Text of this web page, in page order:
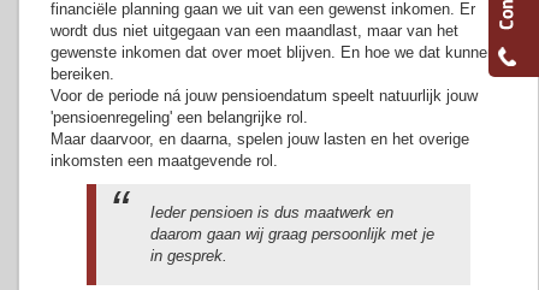
financiële planning gaan we uit van een gewenst inkomen. Er
wordt dus niet uitgegaan van een maandlast, maar van het
gewenste inkomen dat over moet blijven. En hoe we dat kunnen
bereiken.
Voor de periode ná jouw pensioendatum speelt natuurlijk jouw
'pensioenregeling' een belangrijke rol.
Maar daarvoor, en daarna, spelen jouw lasten en het overige
inkomsten een maatgevende rol.
Ieder pensioen is dus maatwerk en
daarom gaan wij graag persoonlijk met je
in gesprek.